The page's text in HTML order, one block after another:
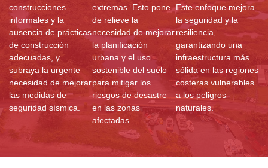
construcciones
informales y la
ausencia de prácticas
de construcción
adecuadas, y
subraya la urgente
necesidad de mejorar
las medidas de
seguridad sísmica.
extremas. Esto pone
de relieve la
necesidad de mejorar
la planificación
urbana y el uso
sostenible del suelo
para mitigar los
riesgos de desastre
en las zonas
afectadas.
Este enfoque mejora
la seguridad y la
resiliencia,
garantizando una
infraestructura más
sólida en las regiones
costeras vulnerables
a los peligros
naturales.